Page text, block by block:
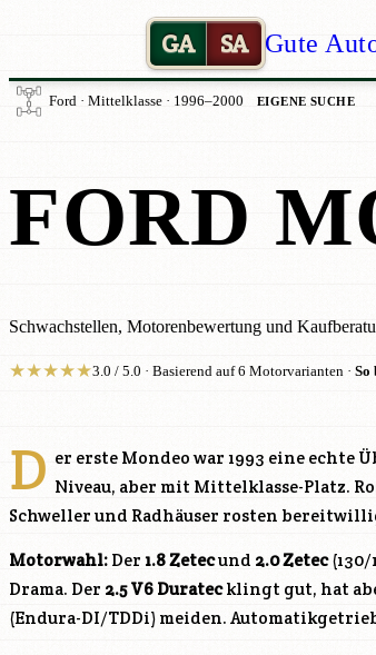
GA SA Gute
Ford · Mittelklasse · 1996–2000 EIGENE SUCHE
FORD
Schwachstellen, Motorenbewertung und
★★★★★3.0 / 5.0 · Basierend auf 6 Motorvarianten · So
D er erste Mondeo war 1993 eine echte
Niveau, aber mit Mittelklasse-Platz.
Schweller und Radhäuser rosten
Motorwahl: Der 1.8 Zetecund 2.0 Zetec(130/
Drama. Der 2.5 V6 Duratecklingt gut, hat
(Endura-DI/TDDi) meiden.